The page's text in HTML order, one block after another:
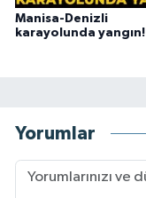
Manisa-Denizli
karayolunda yangın!
Yorumlar